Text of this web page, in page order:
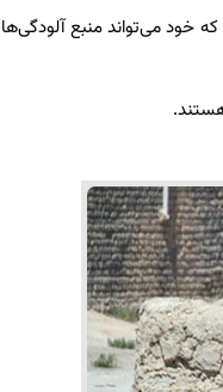
خود می‌تواند منبع آلودگی‌ها